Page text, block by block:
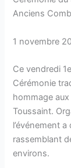
Anciens
1 novembre
Ce vendredi
Cérémonie
hommage
Toussaint.
l’événement
rassemblant
environs.